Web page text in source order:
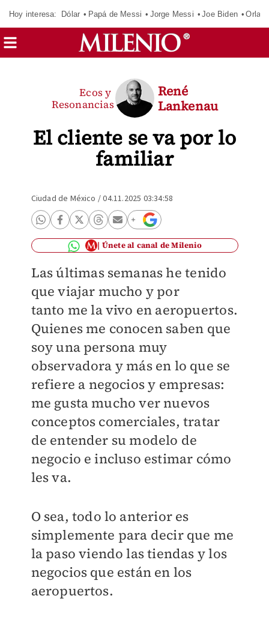
Hoy interesa: Dólar Papá de Messi Jorge Messi Joe Biden
El cliente se va por lo
familiar
Ecos y
Resonancias
René
Lankenau
Ciudad de México /04.11.2025 03:34:58
Únete al canal de Milenio
Las últimas semanas he tenido
que viajar mucho y por
tanto me la vivo en aeropuertos.
Quienes me conocen saben que
soy una persona muy
observadora y más en lo que se
refiere a negocios y empresas:
me gusta mucho ver nuevos
conceptos comerciales, tratar
de entender su modelo de
negocio e incluso estimar cómo
les va.
O sea, todo lo anterior es
simplemente para decir que me
la paso viendo las tiendas y los
negocios que están en los
aeropuertos.